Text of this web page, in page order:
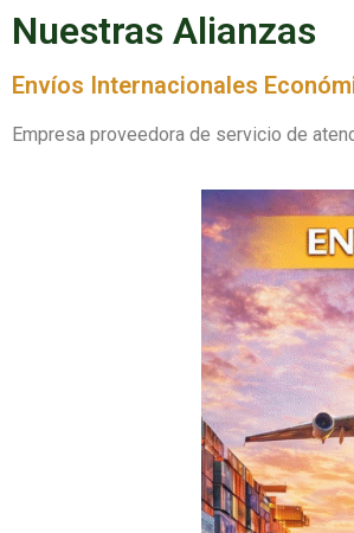
Nuestras Alianzas
Envíos Internacionales
Empresa proveedora de servicio de